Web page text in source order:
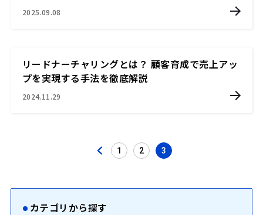
2025.09.08
リードナーチャリングとは？ 顧客育成で売上アッ
プを実現する手法を徹底解説
2024.11.29
投
稿
送
1 2 3
カテゴリから探す